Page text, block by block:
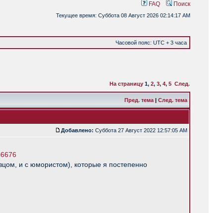
FAQ Поиск
Текущее время: Суббота 08 Август 2026 02:14:17 AM
Часовой пояс: UTC + 3 часа
На страницу 1, 2, 3, 4, 5 След.
Пред. тема | След. тема
Добавлено: Суббота 27 Август 2022 12:57:05 AM
и с юмористом), которые я постепенно